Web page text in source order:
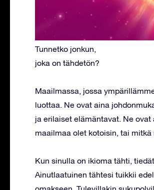
Tunnetko jonkun,
joka on tähdetön?
Maailmassa, jossa
luottaa. Ne ovat aina
ja erilaiset elämäntavat. Ne
maailmaa olet kotoisin, tai
Kun sinulla on ikioma tähti,
Ainutlaatuinen tähtesi tuikkii